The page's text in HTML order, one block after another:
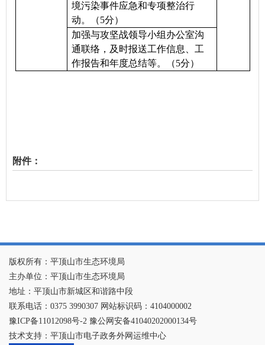
境污染事件应急和专项整治行
动。（5分）
加强与攻坚战领导小组办公室沟
通联络，及时报送工作信息、工
作报告和年度总结等。（5分）
附件：
版权所有：平顶山市生态环境局
主办单位：平顶山市生态环境局
地址：平顶山市新城区和谐路中段
联系电话：0375 3990307 网站标识码：4104000002
豫ICP备11012098号-2 豫公网安备41040202000134号
技术支持：平顶山市电子政务外网运维中心